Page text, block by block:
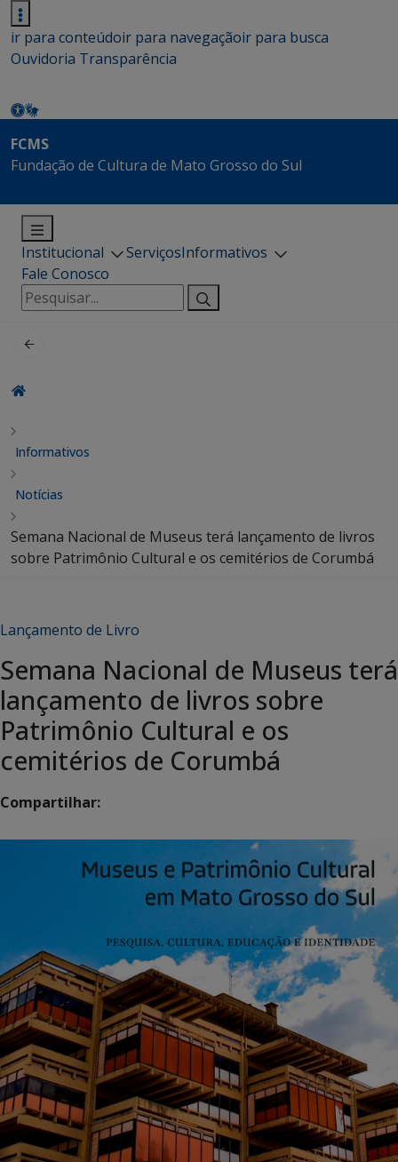
ir para conteúdoir para navegaçãoir para busca
Ouvidoria Transparência
FCMS
Fundação de Cultura de Mato Grosso do Sul
Institucional ServiçosInformativos
Fale Conosco
Pesquisar
por:
Informativos
Notícias
Semana Nacional de Museus terá lançamento de livros
sobre Patrimônio Cultural e os cemitérios de Corumbá
Lançamento de Livro
Semana Nacional de Museus terá
lançamento de livros sobre
Patrimônio Cultural e os
cemitérios de Corumbá
Compartilhar: